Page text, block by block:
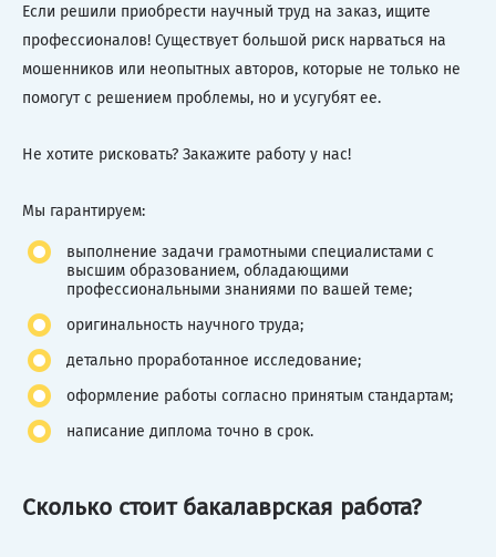
Если решили приобрести научный труд на заказ, ищите
профессионалов! Существует большой риск нарваться на
мошенников или неопытных авторов, которые не только не
помогут с решением проблемы, но и усугубят ее.
Не хотите рисковать? Закажите работу у нас!
Мы гарантируем:
выполнение задачи грамотными специалистами с
высшим образованием, обладающими
профессиональными знаниями по вашей теме;
оригинальность научного труда;
детально проработанное исследование;
оформление работы согласно принятым стандартам;
написание диплома точно в срок.
Сколько стоит бакалаврская работа?